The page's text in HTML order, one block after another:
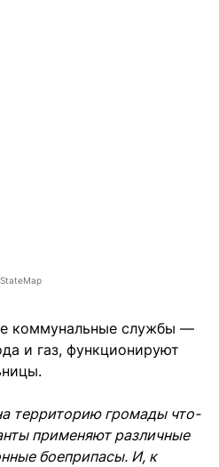
коммунальные службы —
и газ, функционируют
территорию громады что-
применяют различные
боеприпасы. И, к